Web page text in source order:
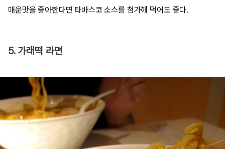
매운맛을 좋아한다면 타바스코 소스를 첨가해 먹어도 좋다.
5. 가래떡 라면